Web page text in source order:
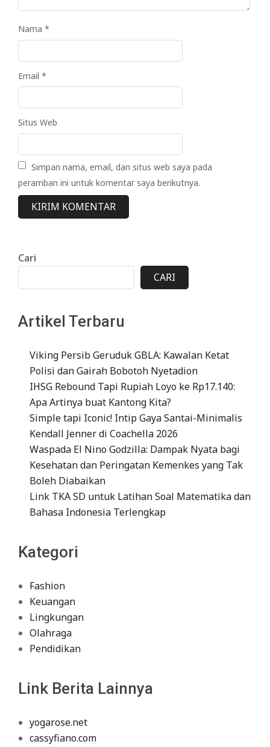
Nama *
Email *
Situs Web
Simpan nama, email, dan situs web saya pada
peramban ini untuk komentar saya berikutnya.
Cari
CARI
Artikel Terbaru
Viking Persib Geruduk GBLA: Kawalan Ketat
Polisi dan Gairah Bobotoh Nyetadion
IHSG Rebound Tapi Rupiah Loyo ke Rp17.140:
Apa Artinya buat Kantong Kita?
Simple tapi Iconic! Intip Gaya Santai-Minimalis
Kendall Jenner di Coachella 2026
Waspada El Nino Godzilla: Dampak Nyata bagi
Kesehatan dan Peringatan Kemenkes yang Tak
Boleh Diabaikan
Link TKA SD untuk Latihan Soal Matematika dan
Bahasa Indonesia Terlengkap
Kategori
Fashion
Keuangan
Lingkungan
Olahraga
Pendidikan
Link Berita Lainnya
yogarose.net
cassyfiano.com